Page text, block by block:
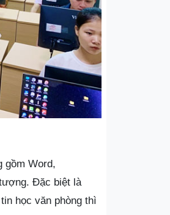
gồm Word,
Đặc biệt là
học văn phòng thì